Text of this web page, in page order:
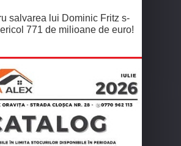
salvarea lui Dominic Fritz s-
771 de milioane de euro!